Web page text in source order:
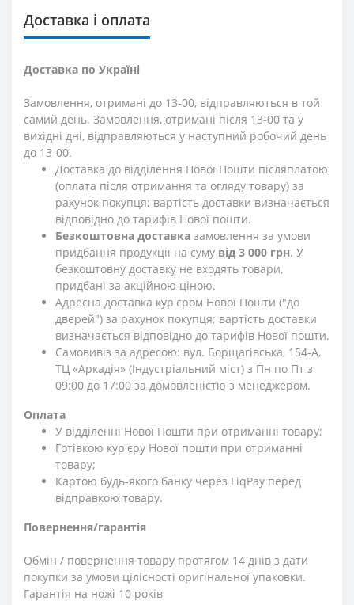
Доставка і оплата
Доставка по Україні
Замовлення, отримані до 13-00, відправляються в той
самий день. Замовлення, отримані після 13-00 та у
вихідні дні, відправляються у наступний робочий день
до 13-00.
Доставка до відділення Нової Пошти післяплатою
(оплата після отримання та огляду товару) за
рахунок покупця; вартість доставки визначається
відповідно до тарифів Нової пошти.
Безкоштовна доставка замовлення за умови
придбання продукції на суму від 3 000 грн. У
безкоштовну доставку не входять товари,
придбані за акційною ціною.
Адресна доставка кур'єром Нової Пошти ("до
дверей") за рахунок покупця; вартість доставки
визначається відповідно до тарифів Нової пошти.
Самовивіз за адресою: вул. Борщагівська, 154-А,
ТЦ «Аркадія» (Індустріальний міст) з Пн по Пт з
09:00 до 17:00 за домовленістю з менеджером.
Оплата
У відділенні Нової Пошти при отриманні товару;
Готівкою кур'єру Нової пошти при отриманні
товару;
Картою будь-якого банку через LiqPay перед
відправкою товару.
Повернення/гарантія
Обмін / повернення товару протягом 14 днів з дати
покупки за умови цілісності оригінальної упаковки.
Гарантія на ножі 10 років